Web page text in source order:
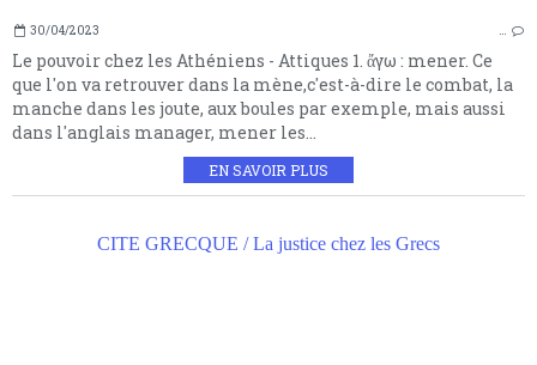
30/04/2023 …
Le pouvoir chez les Athéniens - Attiques 1. ἄγω : mener. Ce
que l'on va retrouver dans la mène,c'est-à-dire le combat, la
manche dans les joute, aux boules par exemple, mais aussi
dans l'anglais manager, mener les...
EN SAVOIR PLUS
CITE GRECQUE / La justice chez les Grecs